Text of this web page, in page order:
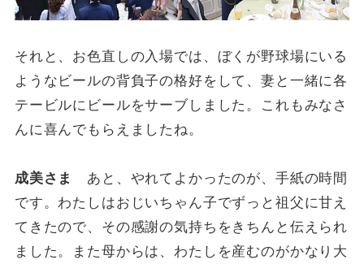
それと、お色直しの入場では、ぼくが野球場にいる
ようなビールの背負子の格好をして、妻と一緒に各
テービルにビールをサーブしました。これもみなさ
んに喜んでもらえましたね。
成美さま
あと、やれてよかったのが、手紙の時間
です。わたしはおじいちゃん子でずっと祖父に甘え
てきたので、その感謝の気持ちをきちんと伝えられ
ました。また母からは、わたしを産むのがかなり大